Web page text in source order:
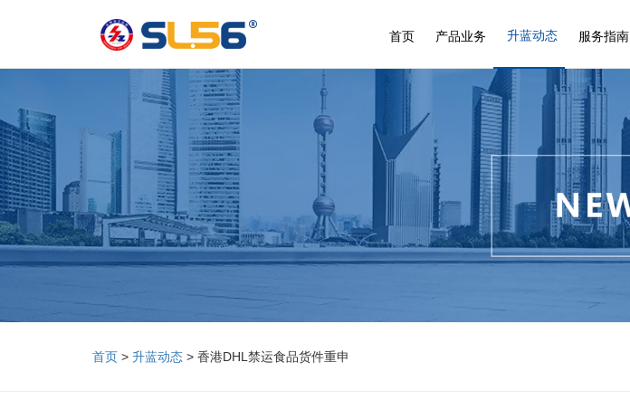
首页 产品业务 升蓝动态 服务指南
首页 > 升蓝动态 > 香港DHL禁运食品货件重申